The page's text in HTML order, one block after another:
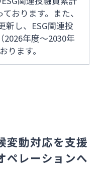
おります。また、
新し、ESG関連投
年度～2030年
ります。
変動対応を支援
ペレーションへ